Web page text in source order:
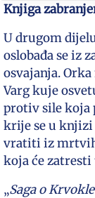
Knjiga
U drugom
oslobađa se iz
osvajanja.
Varg kuje
protiv sile koja
krije se u knjizi
vratiti iz
koja će
„Saga o